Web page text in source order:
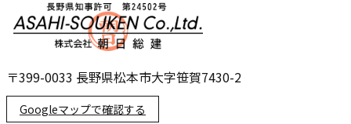
〒399-0033 長野県松本市大字笹賀7430-2
Googleマップで確認する